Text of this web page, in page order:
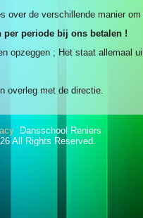
de verschillende manier
per periode bij ons betalen !
opzeggen ; Het staat allemaal
overleg met de directie.
Dansschool Reniers
All Rights Reserved.